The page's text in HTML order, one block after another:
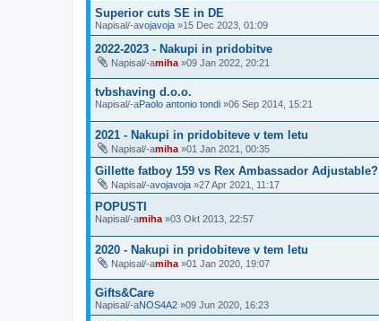
Superior cuts SE in DE
Napisal/-avojavoja »15 Dec 2023, 01:09
2022-2023 - Nakupi in pridobitve
Napisal/-amiha »09 Jan 2022, 20:21
tvbshaving d.o.o.
Napisal/-aPaolo antonio tondi »06 Sep 2014, 15:21
2021 - Nakupi in pridobiteve v tem letu
Napisal/-amiha »01 Jan 2021, 00:35
Gillette fatboy 159 vs Rex Ambassador Adjustable?
Napisal/-avojavoja »27 Apr 2021, 11:17
POPUSTI
Napisal/-amiha »03 Okt 2013, 22:57
2020 - Nakupi in pridobiteve v tem letu
Napisal/-amiha »01 Jan 2020, 19:07
Gifts&Care
Napisal/-aNOS4A2 »09 Jun 2020, 16:23